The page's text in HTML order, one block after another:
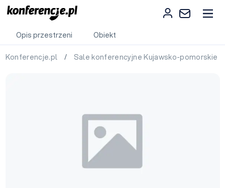
Opis przestrzeni Obiekt
Konferencje.pl / Sale konferencyjne Kujawsko-pomorskie